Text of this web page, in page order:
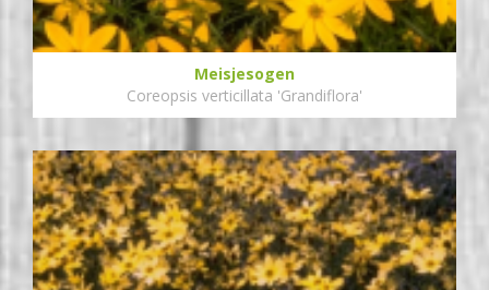
Meisjesogen
Coreopsis verticillata 'Grandiflora'